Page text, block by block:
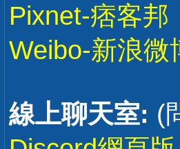
Pixnet-痞客邦
Weibo-新浪微
線上聊天室: (